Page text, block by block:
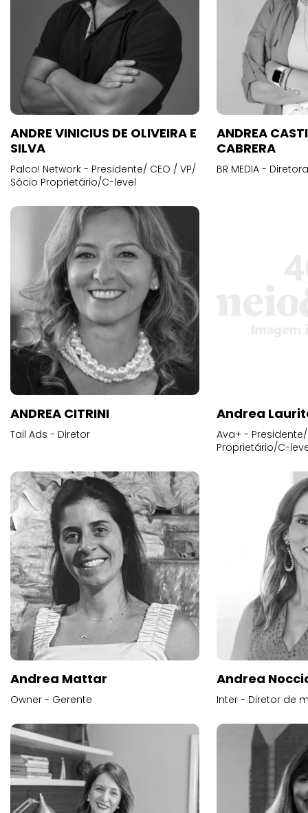
ANDRE VINICIUS DE OLIVEIRA E
SILVA
Palco! Network - Presidente/ CEO / VP/
Sócio Proprietário/C-level
ANDREA
CABRERA
BR MEDIA -
ANDREA CITRINI
Tail Ads - Diretor
Andrea
Ava+ -
Proprietário/C-
Andrea Mattar
Owner - Gerente
Andrea
Inter - Diretor de